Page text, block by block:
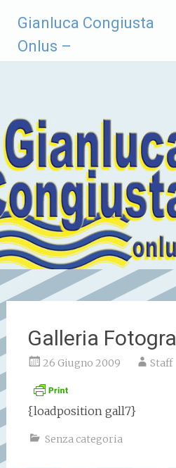
contenuto
Gianluca Congiusta
Onlus –
Galleria
26 Giugno 2009 Staff
{loadposition gall7}
Senza categoria